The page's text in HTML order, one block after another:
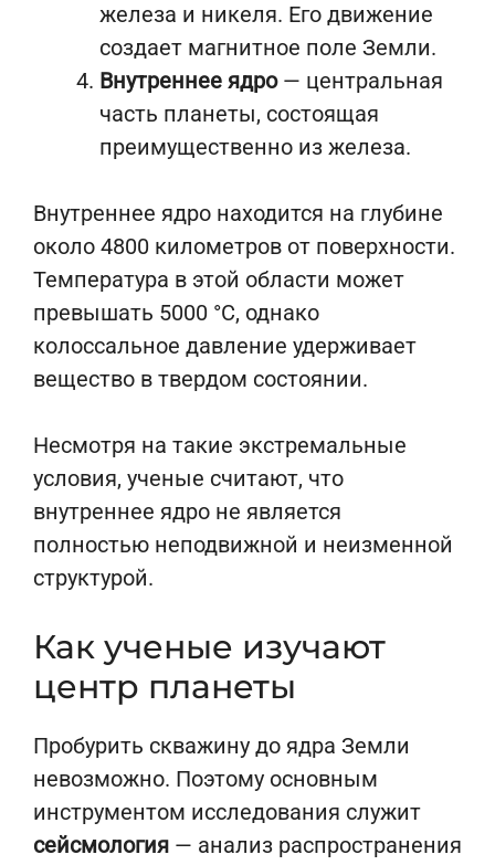
железа и никеля. Его движение
создает магнитное поле Земли.
Внутреннее ядро— центральная
часть планеты, состоящая
преимущественно из железа.
Внутреннее ядро находится на глубине
около 4800 километров от поверхности.
Температура в этой области может
превышать 5000 °C, однако
колоссальное давление удерживает
вещество в твердом состоянии.
Несмотря на такие экстремальные
условия, ученые считают, что
внутреннее ядро не является
полностью неподвижной и неизменной
структурой.
Как ученые изучают
центр планеты
Пробурить скважину до ядра Земли
невозможно. Поэтому основным
инструментом исследования служит
сейсмология — анализ распространения